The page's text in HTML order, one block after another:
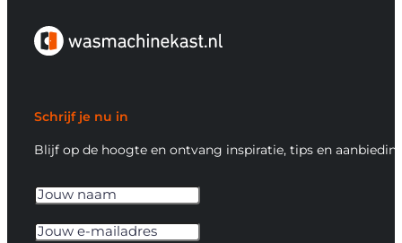
Schrijf je nu in
Blijf op de hoogte en ontvang inspiratie, tips en